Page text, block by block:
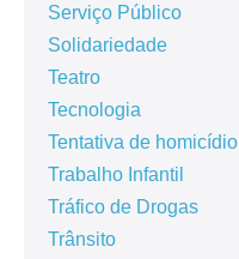
Serviço Público
Solidariedade
Teatro
Tecnologia
Tentativa de homicídio
Trabalho Infantil
Tráfico de Drogas
Trânsito